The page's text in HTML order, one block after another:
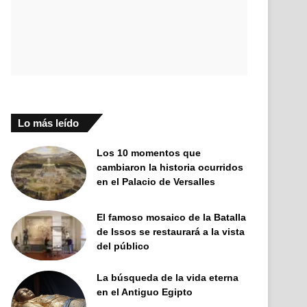
Lo más leído
Los 10 momentos que
cambiaron la historia ocurridos
en el Palacio de Versalles
El famoso mosaico de la Batalla
de Issos se restaurará a la vista
del público
La búsqueda de la vida eterna
en el Antiguo Egipto